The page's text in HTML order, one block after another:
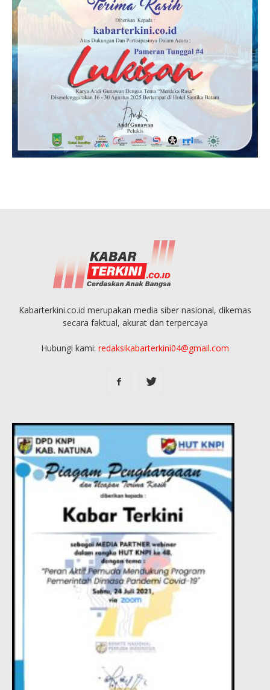
Kabarterkini.co.id merupakan media siber nasional, dikemas
secara faktual, akurat dan terpercaya
Hubungi kami: redaksikabarterkini04@gmail.com